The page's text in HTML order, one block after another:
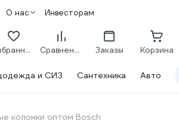
О нас Инвесторам
Избранное Сравнение Заказы Корзина
и СИЗ Сантехника Авто
колонки оптом Bosch